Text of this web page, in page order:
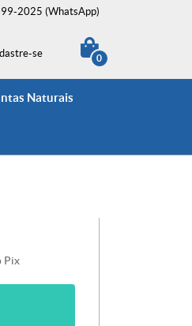
2025 (WhatsApp)
se 0
Naturais
Pix